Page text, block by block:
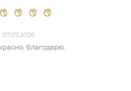
07.07.2026
благодарю.